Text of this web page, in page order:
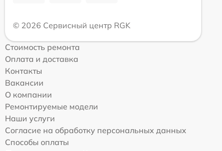
© 2026 Сервисный центр RGK
Стоимость ремонта
Оплата и доставка
Контакты
Вакансии
О компании
Ремонтируемые модели
Наши услуги
Согласие на обработку персональных данных
Способы оплаты